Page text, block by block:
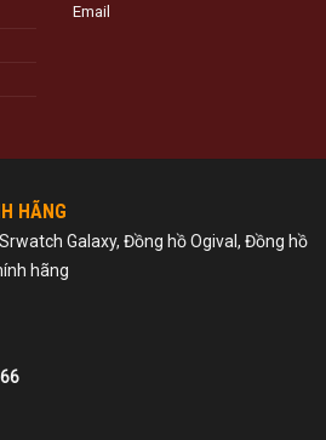
Email
HÃNG
Galaxy, Đồng hồ Ogival, Đồng hồ
hãng